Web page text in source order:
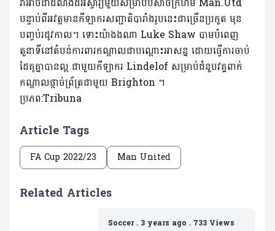
បន្ទាប់ពី​អវត្តមានកីឡាករ​សញ្ជាតិ​បារាំង​រូប​នេះ​ជា​ច្រើនប្រកួត មុន
បញ្ចប់រដូវកាល។ ទោះយ៉ាងងណា Luke Shaw បាមបំពេញ
តួនាទីនៅតំបន់ការពារកណ្តាលជាបណ្តោះអាសន្ន ដោយ​ធ្វើការចាប់
ដៃគូគ្នាបានល្អ ជាមួយកីឡាករ Lindelof សម្រាប់ជំនួបវគ្គពាក់
កណ្តាលផ្តាច់ព្រ័ត្រជាមួយ Brighton ។
ប្រភព:Tribuna
Article Tags
FA Cup 2022/23 Man United
Related Articles
Soccer. 3 years ago . 733 Views